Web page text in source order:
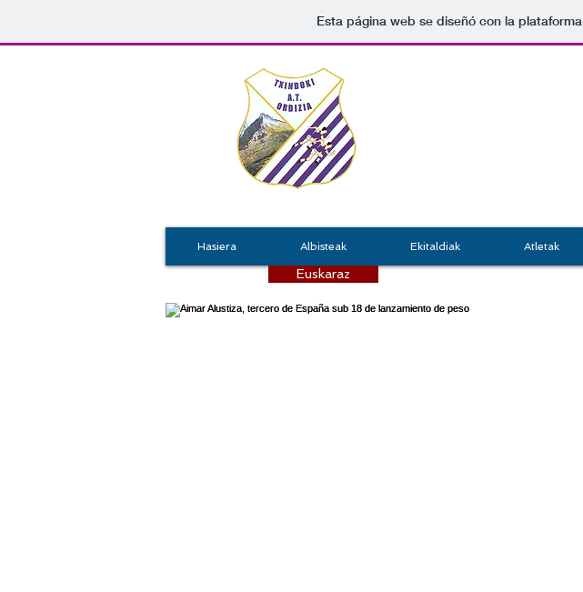
Esta página web se diseñó con la plataforma
Hasiera Albisteak Ekitaldiak Atletak
Euskaraz